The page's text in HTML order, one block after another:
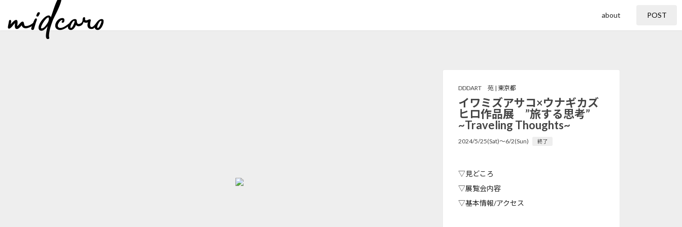
about POST
DDDART 苑 | 東京都
イワミズアサコ×ウナギカズ
ヒロ作品展 ”旅する思考”
~Traveling Thoughts~
2024/5/25(Sat)〜6/2(Sun) 終了
▽見どころ
▽展覧会内容
▽基本情報/アクセス